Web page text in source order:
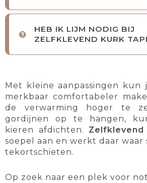
HEB IK LIJM NODIG BIJ
ZELFKLEVEND KURK
Met kleine aanpassingen kun
merkbaar comfortabeler
de verwarming hoger te
gordijnen op te hangen,
kieren afdichten.
soepel aan en werkt daar waar
tekortschieten.
Op zoek naar een plek voor